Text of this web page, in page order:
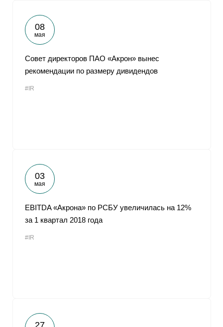
08
мая
Совет директоров ПАО «Акрон» вынес
рекомендации по размеру дивидендов
#IR
03
мая
EBITDA «Акрона» по РСБУ увеличилась на 12%
за 1 квартал 2018 года
#IR
27